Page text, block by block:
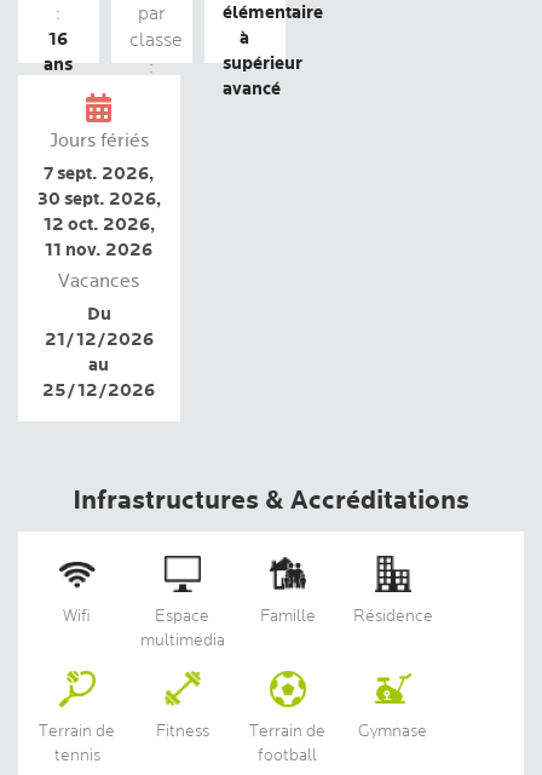
:
16
ans
par
classe
:
élémentaire
à
supérieur
avancé
Jours fériés
7 sept. 2026,
30 sept. 2026,
12 oct. 2026,
11 nov. 2026
Vacances
Du
21/12/2026
au
25/12/2026
Infrastructures & Accréditations
Wifi
Espace
multimedia
Famille Résidence
Terrain de
tennis
Fitness
Terrain de
football
Gymnase